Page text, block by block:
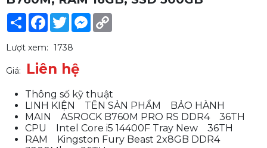
Share Facebook
TwitterMessenger
Lượt xem: 1738
Giá: Liên hệ
Thông số kỹ thuật
LINH KIỆN TÊN SẢN PHẨM BẢO HÀNH
MAIN ASROCK B760M PRO RS DDR4 36TH
CPU Intel Core i5 14400F Tray New 36TH
RAM Kingston Fury Beast 2x8GB DDR4